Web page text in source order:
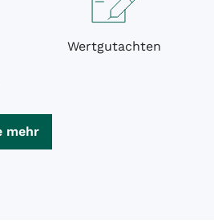
Wertgutachten
mehr